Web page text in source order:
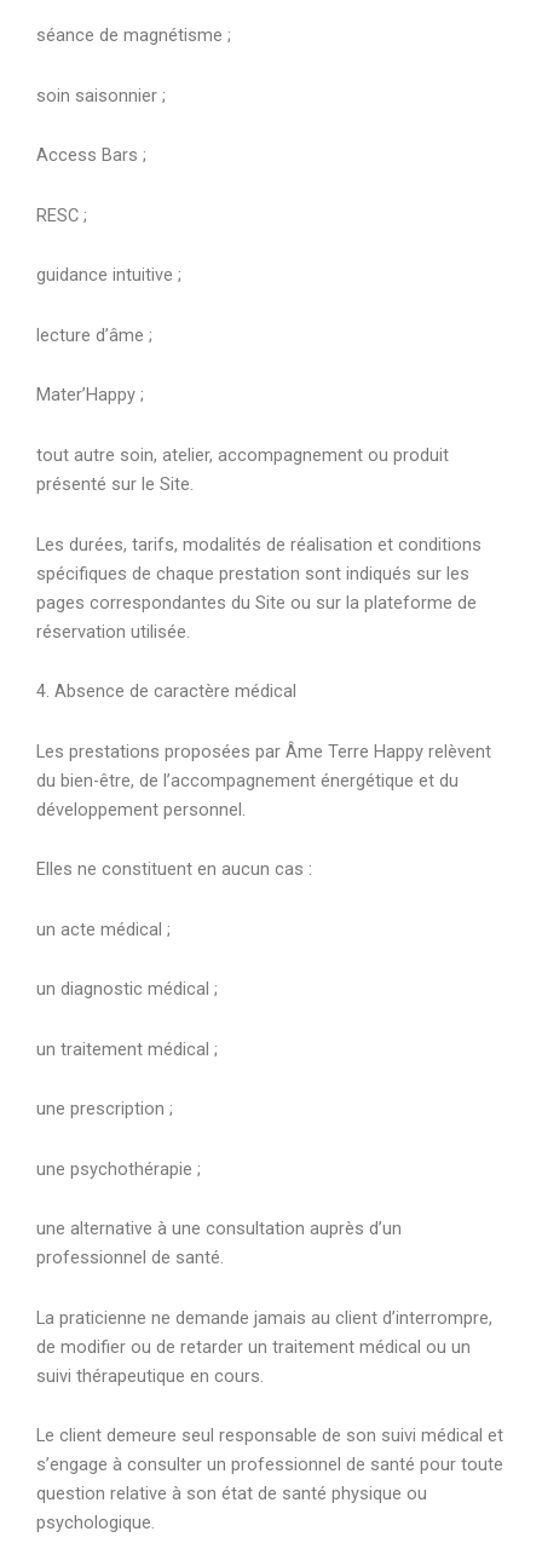
séance de magnétisme ;
soin saisonnier ;
Access Bars ;
RESC ;
guidance intuitive ;
lecture d’âme ;
Mater’Happy ;
tout autre soin, atelier, accompagnement ou produit
présenté sur le Site.
Les durées, tarifs, modalités de réalisation et conditions
spécifiques de chaque prestation sont indiqués sur les
pages correspondantes du Site ou sur la plateforme de
réservation utilisée.
4. Absence de caractère médical
Les prestations proposées par Âme Terre Happy relèvent
du bien-être, de l’accompagnement énergétique et du
développement personnel.
Elles ne constituent en aucun cas :
un acte médical ;
un diagnostic médical ;
un traitement médical ;
une prescription ;
une psychothérapie ;
une alternative à une consultation auprès d’un
professionnel de santé.
La praticienne ne demande jamais au client d’interrompre,
de modifier ou de retarder un traitement médical ou un
suivi thérapeutique en cours.
Le client demeure seul responsable de son suivi médical et
s’engage à consulter un professionnel de santé pour toute
question relative à son état de santé physique ou
psychologique.